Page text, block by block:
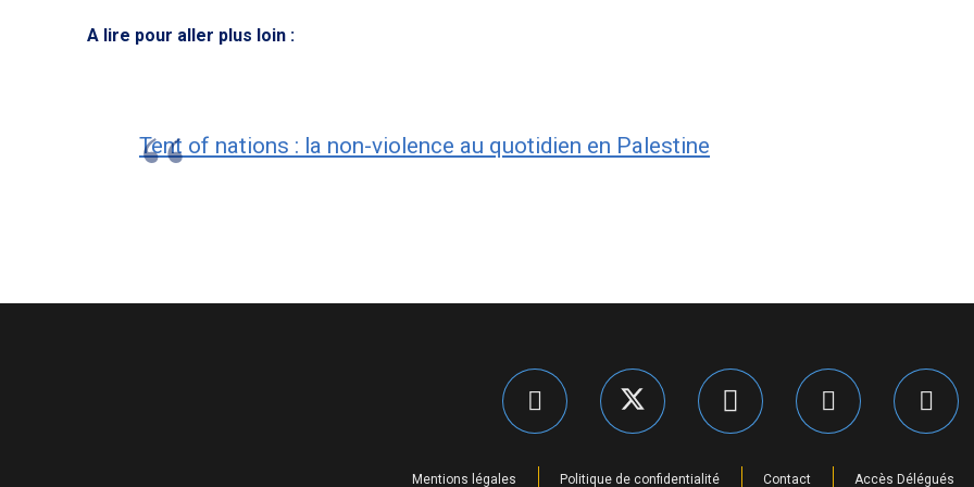
A lire pour aller plus loin :
Tent of nations : la non-violence au quotidien en Palestine
Mentions légales Politique de confidentialité Contact Accès Délégués